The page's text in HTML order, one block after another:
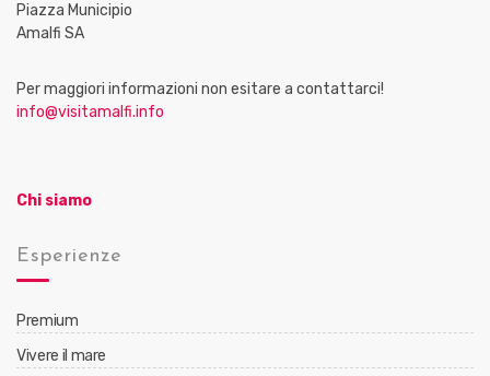
Piazza Municipio
Amalfi SA
Per maggiori informazioni non esitare a contattarci!
info@visitamalfi.info
Chi siamo
Esperienze
Premium
Vivere il mare